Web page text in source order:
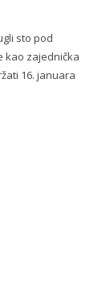
sto pod
kao zajednička
16. januara